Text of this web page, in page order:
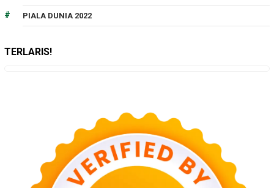
PIALA DUNIA 2022
TERLARIS!